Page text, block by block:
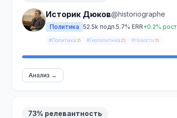
Историк Дюков@historiographe
Политика 52.5k подп.5.7% ERR+0.2% рост
#Политика 35 #Геополитика 25 #Новости 15
Анализ →
73% релевантность